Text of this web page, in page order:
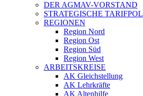
DER AGMAV-VORSTAND
STRATEGISCHE
REGIONEN
Region Nord
Region Ost
Region Süd
Region West
ARBEITSKREISE
AK Gleichstellung
AK Lehrkräfte
AK Altenhilfe